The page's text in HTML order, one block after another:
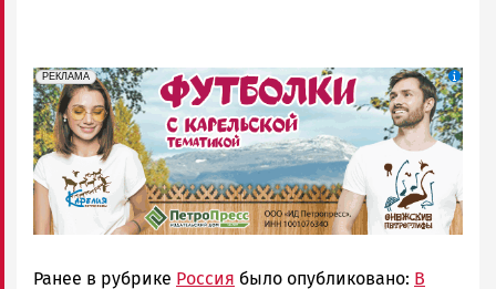
erid: Pb3XmBtzt7qh4nNaikXnuHE1bzSb6Vb4eeL28Ue
РЕКЛАМА
Реклама
Ранее в рубрике Россия было опубликовано: В